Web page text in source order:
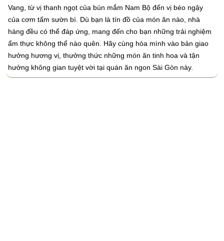
Vang, từ vị thanh ngọt của bún mắm Nam Bộ đến vị béo ngậy
của cơm tấm sườn bì. Dù bạn là tín đồ của món ăn nào, nhà
hàng đều có thể đáp ứng, mang đến cho bạn những trải nghiệm
ẩm thực không thể nào quên. Hãy cùng hòa mình vào bản giao
hưởng hương vị, thưởng thức những món ăn tinh hoa và tận
hưởng không gian tuyệt vời tại quán ăn ngon Sài Gòn này.